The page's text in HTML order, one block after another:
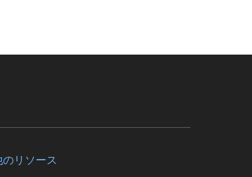
リソース